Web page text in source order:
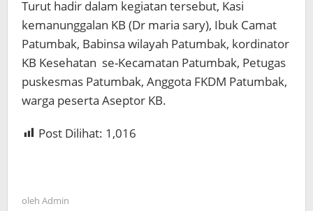
Turut hadir dalam kegiatan tersebut, Kasi
kemanunggalan KB (Dr maria sary), Ibuk Camat
Patumbak, Babinsa wilayah Patumbak, kordinator
KB Kesehatan se-Kecamatan Patumbak, Petugas
puskesmas Patumbak, Anggota FKDM Patumbak,
warga peserta Aseptor KB.
Post Dilihat: 1,016
oleh Admin